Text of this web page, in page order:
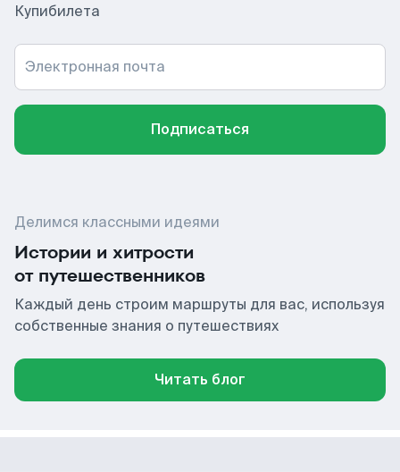
Купибилета
Электронная почта
Подписаться
Делимся классными идеями
Истории и хитрости
от путешественников
Каждый день строим маршруты для вас, используя
собственные знания о путешествиях
Читать блог